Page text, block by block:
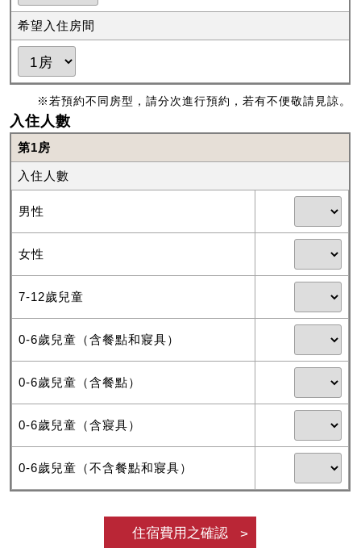
希望入住房間
※若預約不同房型，請分次進行預約，若有不便敬請見諒。
入住人數
第1房
入住人數
男性
女性
7-12歲兒童
0-6歲兒童（含餐點和寢具）
0-6歲兒童（含餐點）
0-6歲兒童（含寢具）
0-6歲兒童（不含餐點和寢具）
住宿費用之確認